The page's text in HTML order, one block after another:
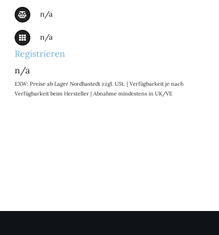
n/a
n/a
Registrieren
n/a
EXW: Preise ab Lager Nordhastedt zzgl. USt. | Verfügbarkeit je nach
Verfügbarkeit beim Hersteller | Abnahme mindestens in UK/VE